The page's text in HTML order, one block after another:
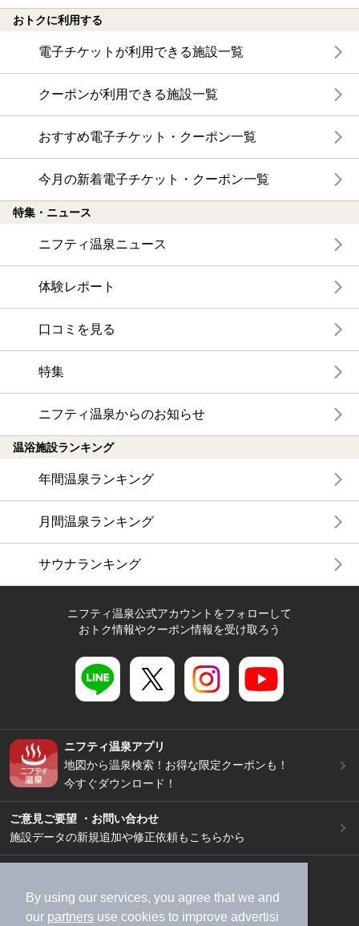
By using our services, you agree that we and
our partners use cookies to improve advertisi
おトクに利用する
電子チケットが利用できる施設一覧
クーポンが利用できる施設一覧
おすすめ電子チケット・クーポン一覧
今月の新着電子チケット・クーポン一覧
特集・ニュース
ニフティ温泉ニュース
体験レポート
口コミを見る
特集
ニフティ温泉からのお知らせ
温浴施設ランキング
年間温泉ランキング
月間温泉ランキング
サウナランキング
ニフティ温泉公式アカウントをフォローして
おトク情報やクーポン情報を受け取ろう
ニフティ温泉アプリ
地図から温泉検索！お得な限定クーポンも！
今すぐダウンロード！
ご意見ご要望 ・お問い合わせ
施設データの新規追加や修正依頼もこちらから
加盟店募集（資料請求）
広告出稿のご案内
利用規約
ライフスタイルMEMBERS+規約